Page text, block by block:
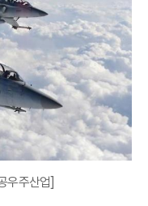
우주산업]